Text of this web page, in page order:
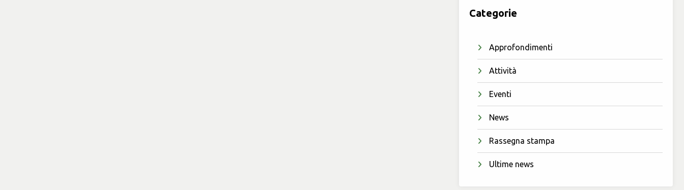
Categorie
Approfondimenti
Attività
Eventi
News
Rassegna stampa
Ultime news